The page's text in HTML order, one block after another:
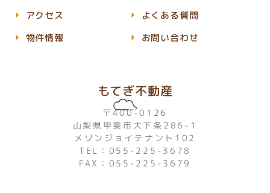
もてぎ不動産
〒400-0126
山梨県甲斐市大下条286-1
メゾンジョイテナント102
TEL：055-225-3678
FAX：055-225-3679
アクセス
物件情報
よくある質問
お問い合わせ